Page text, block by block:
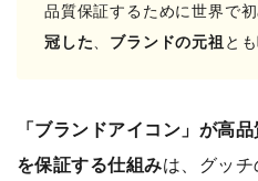
品質保証するために世界で
冠した
ブランドの元祖 と
「ブランドアイコン」が高
を保証する仕組みは、グッ